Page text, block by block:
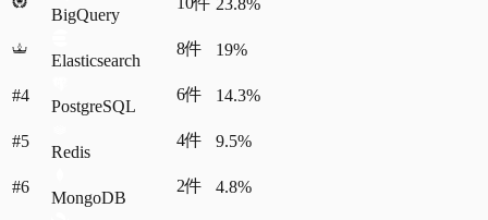
BigQuery
Elasticsearch
8件 19%
#4
PostgreSQL
6件 14.3%
#5
Redis
4件 9.5%
#6
MongoDB
2件 4.8%